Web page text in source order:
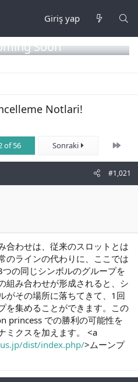
Giriş yap
Soon
Notlari!
of 56 Sonraki Son
#1,021
合わせは、従来のスロットとは
のラインの代わりに、ここでは
の同じシンボルのグループを
組み合わせが形成されると、シ
がその場所に落ちてきて、1回
を集めることができます。この
princess での勝利の可能性を
ミクスを加えます。 <a
dist/index.php/>ムーンプ